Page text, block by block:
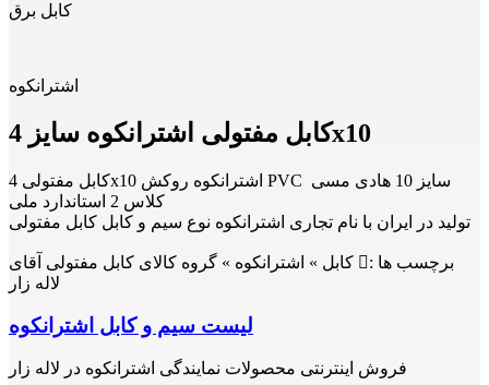
کابل برق
اشترانکوه
کابل مفتولی اشترانکوه سایز 4x10
کابل مفتولی 4x10 اشترانکوه روکش PVC سایز 10 هادی مسی
کلاس 2 استاندارد ملی
تولید در ایران با نام تجاری اشترانکوه نوع سیم و کابل کابل مفتولی
برچسب ها :
کابل » اشترانکوه » گروه کالای کابل مفتولی آقای
لاله زار
لیست سیم و کابل اشترانکوه
فروش اینترنتی محصولات نمایندگی اشترانکوه در لاله زار